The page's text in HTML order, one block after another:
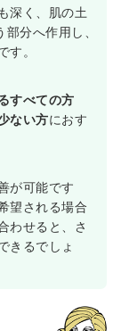
深く、肌の土
分へ作用し、
す。
すべての方
ない方におす
が可能です
望される場合
わせると、さ
きるでしょ